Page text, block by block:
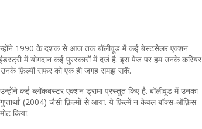
जिन्होंने 1990 के दशक से आज तक बॉलीवूड में कई बेस्टसेलर एक्शन
में योगदान कई पुरस्कारों में दर्ज है. इस पेज पर हम उनके करियर
फ़िल्मी सफर को एक ही जगह समझ सकें.
उन्होंने कई ब्लॉकबस्टर एक्शन ड्रामा प्रस्तुत किए है. बॉलीवूड में उनका
(2004) जैसी फ़िल्मों से आया. ये फ़िल्में न केवल बॉक्स‑ऑफ़िस
किया.